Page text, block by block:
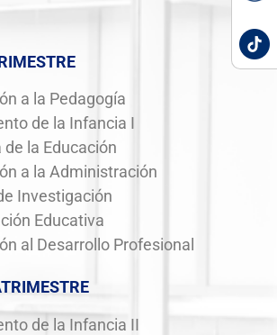
a la Pedagogía
de la Infancia I
la Educación
a la Administración
Investigación
Educativa
al Desarrollo Profesional
de la Infancia II